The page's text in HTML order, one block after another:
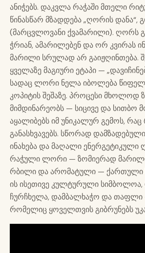
ანიჭებს. დაკვლა რაჭაში მთელი
წინასწარ მზადდება „ღორის დანა“,
(მარცვლოვანი ქვამარილი). ღორს
ჭრიან, ამარილებენ და ორ კვირას
მარილი სრულად არ გაიჟღინთება.
ყველაზე მაგიური ეტაპი —
სადაც ლორი ნელა იბოლება
კოპიტის შეშაზე. პროცესი მხოლოდ
მიმდინარეობს — სიცივე და სითბო
აყალიბებს იმ უნიკალურ გემოს,
განასხვავებს. სწორად
ინახება და მაღალი ენერგეტიკული
რაჭული ლორი — ზომიერად
რბილი და არომატული — ქართული
ის ისეთივე კულტურული
ჩურჩხელა, დამბალხაჭო და თაფლი
რომელიც ყოველთვის გიბრუნებს